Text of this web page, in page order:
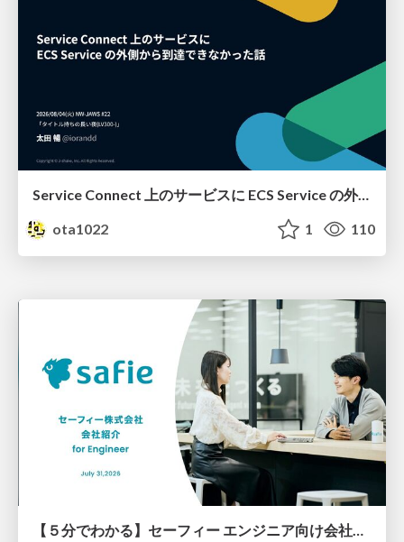
Service Connect 上のサービスに ECS Service の外側から到達できなかった話
ota1022
1 110
【５分でわかる】セーフィー エンジニア向け会社紹介